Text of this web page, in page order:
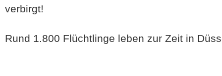
verbirgt!
Rund 1.800 Flüchtlinge leben zur Zeit in